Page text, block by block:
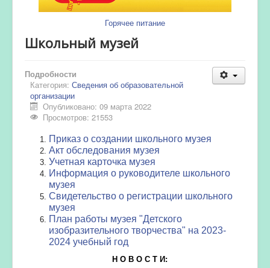
Горячее питание
Школьный музей
Подробности
Категория: Сведения об образовательной
организации
Опубликовано: 09 марта 2022
Просмотров: 21553
Приказ о создании школьного музея
Акт обследования музея
Учетная карточка музея
Информация о руководителе школьного
музея
Свидетельство о регистрации школьного
музея
План работы музея "Детского
изобразительного творчества" на 2023-
2024 учебный год
Н О В О С Т И: